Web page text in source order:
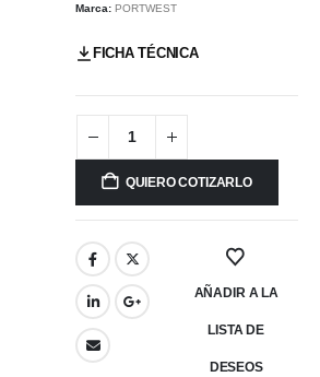
Marca: PORTWEST
FICHA TÉCNICA
QUIERO COTIZARLO
AÑADIR A LA
LISTA DE
DESEOS